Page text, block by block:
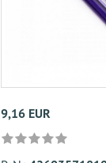
9,16 EUR